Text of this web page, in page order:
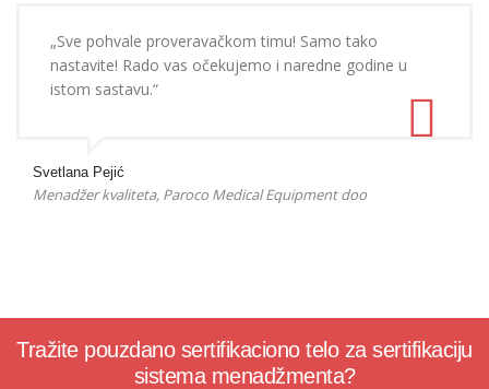
„Sve pohvale proveravačkom timu! Samo tako
nastavite! Rado vas očekujemo i naredne godine u
istom sastavu.“
Svetlana Pejić
Menadžer kvaliteta, Paroco Medical Equipment doo
Tražite pouzdano sertifikaciono telo za sertifikaciju
sistema menadžmenta?